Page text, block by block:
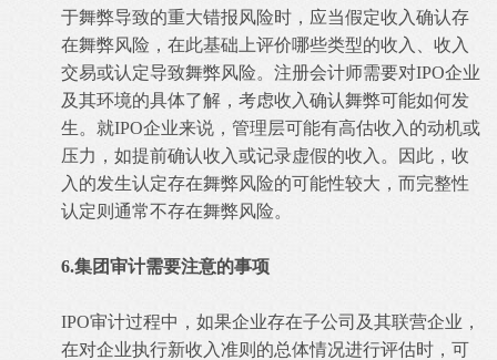
于舞弊导致的重大错报风险时，应当假定收入确认存
在舞弊风险，在此基础上评价哪些类型的收入、收入
交易或认定导致舞弊风险。注册会计师需要对IPO企业
及其环境的具体了解，考虑收入确认舞弊可能如何发
生。就IPO企业来说，管理层可能有高估收入的动机或
压力，如提前确认收入或记录虚假的收入。因此，收
入的发生认定存在舞弊风险的可能性较大，而完整性
认定则通常不存在舞弊风险。
6.集团审计需要注意的事项
IPO审计过程中，如果企业存在子公司及其联营企业，
在对企业执行新收入准则的总体情况进行评估时，可